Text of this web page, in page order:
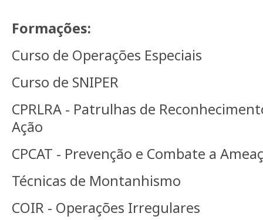
Formações:
Curso de Operações Especiais
Curso de SNIPER
CPRLRA - Patrulhas de
Ação
CPCAT - Prevenção e Combate a
Técnicas de Montanhismo
COIR - Operações Irregulares